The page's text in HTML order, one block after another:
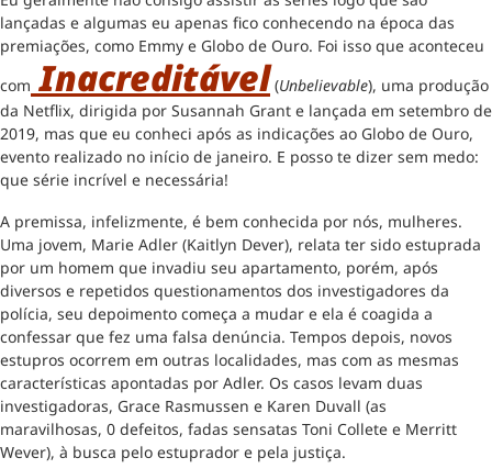
lançadas e algumas eu apenas fico conhecendo na época das
premiações, como Emmy e Globo de Ouro. Foi isso que aconteceu
com Inacreditável (Unbelievable), uma produção
da Netflix, dirigida por Susannah Grant e lançada em setembro de
2019, mas que eu conheci após as indicações ao Globo de Ouro,
evento realizado no início de janeiro. E posso te dizer sem medo:
que série incrível e necessária!
A premissa, infelizmente, é bem conhecida por nós, mulheres.
Uma jovem, Marie Adler (Kaitlyn Dever), relata ter sido estuprada
por um homem que invadiu seu apartamento, porém, após
diversos e repetidos questionamentos dos investigadores da
polícia, seu depoimento começa a mudar e ela é coagida a
confessar que fez uma falsa denúncia. Tempos depois, novos
estupros ocorrem em outras localidades, mas com as mesmas
características apontadas por Adler. Os casos levam duas
investigadoras, Grace Rasmussen e Karen Duvall (as
maravilhosas, 0 defeitos, fadas sensatas Toni Collete e Merritt
Wever), à busca pelo estuprador e pela justiça.